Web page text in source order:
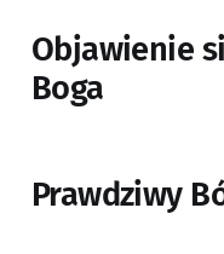
Objawienie
Boga
Prawdziwy